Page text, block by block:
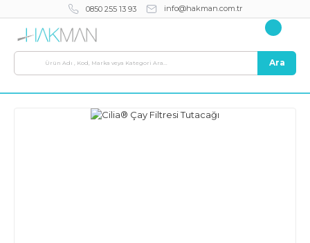
0850 255 13 93 info@hakman.com.tr
Ara